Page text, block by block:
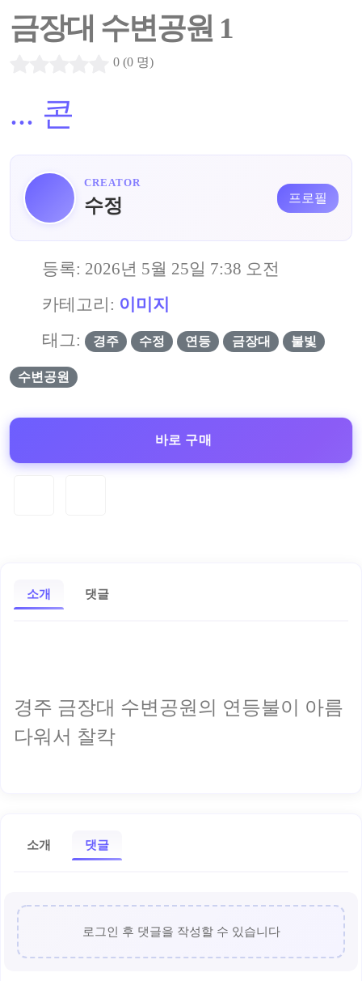
금장대 수변공원 1
0 (0 명)
... 콘
CREATOR
수정 프로필
등록: 2026년 5월 25일 7:38 오전
카테고리: 이미지
태그:
경주 수정 연등 금장대 불빛
수변공원
바로 구매
소개 댓글
경주 금장대 수변공원의 연등불이 아름
다워서 찰칵
소개 댓글
로그인 후 댓글을 작성할 수 있습니다